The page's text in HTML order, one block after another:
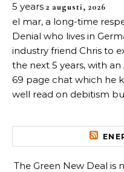
5 years 2 augusti, 2026
el mar, a long-time
Denial who lives in
industry friend Chris to
the next 5 years, with
69 page chat which he
well read on debitism
The Green New Deal is